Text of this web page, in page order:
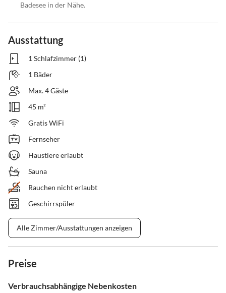
Badesee in der Nähe.
Ausstattung
1 Schlafzimmer (1)
1 Bäder
Max. 4 Gäste
45 m²
Gratis WiFi
Fernseher
Haustiere erlaubt
Sauna
Rauchen nicht erlaubt
Geschirrspüler
Alle Zimmer/Ausstattungen anzeigen
Preise
Verbrauchsabhängige Nebenkosten